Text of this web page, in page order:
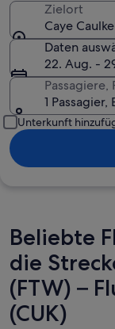
Zielort
Caye
Daten
22. Aug. -
Passagiere,
1
Unterkunft
Beliebte
die
(FTW) –
(CUK)